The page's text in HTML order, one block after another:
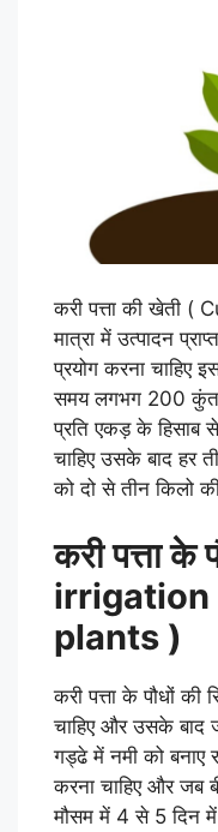
करी पत्ता की खेती
मात्रा में उत्पादन
प्रयोग करना चाहिए
समय लगभग 200 कुंतल
प्रति एकड़ के हिसाब
चाहिए उसके बाद हर
को दो से तीन किलो
करी पत्ता के
irrigation
plants )
करी पत्ता के पौधों की
चाहिए और उसके बाद
गड्ढे में नमी को
करना चाहिए और जब
मौसम में 4 से 5 दिन में